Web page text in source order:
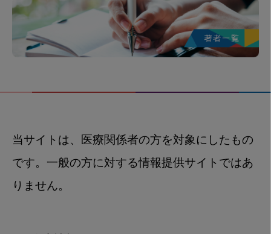
当サイトは、医療関係者の方を対象にしたもの
です。一般の方に対する情報提供サイトではあ
りません。